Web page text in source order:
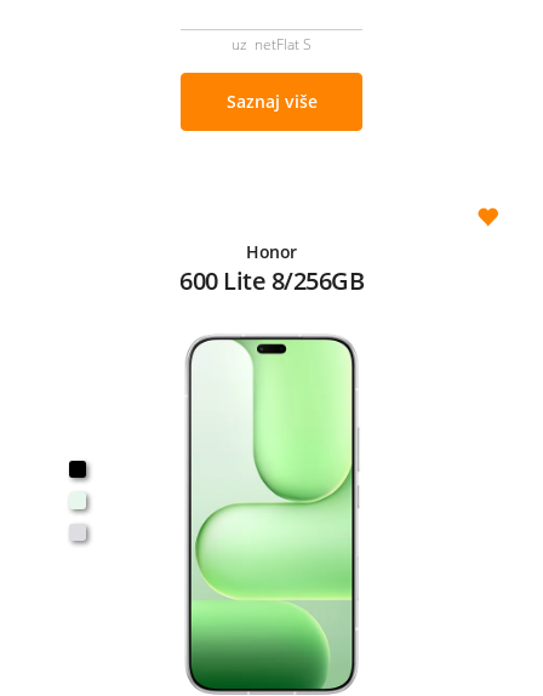
uz netFlat S
Saznaj više
Honor
600 Lite 8/256GB